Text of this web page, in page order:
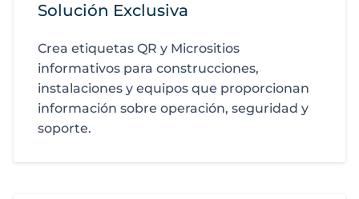
Solución Exclusiva
Crea etiquetas QR y Micrositios
informativos para construcciones,
instalaciones y equipos que proporcionan
información sobre operación, seguridad y
soporte.